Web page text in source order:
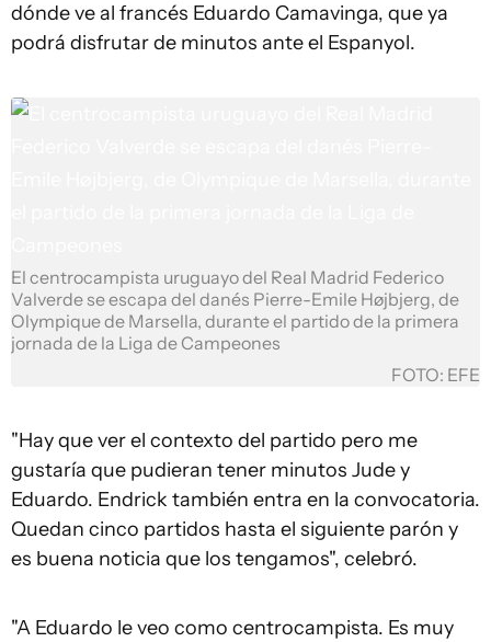
dónde ve al francés Eduardo Camavinga, que ya
podrá disfrutar de minutos ante el Espanyol.
El centrocampista uruguayo del Real Madrid Federico
Valverde se escapa del danés Pierre-Emile Højbjerg, de
Olympique de Marsella, durante el partido de la primera
jornada de la Liga de Campeones
FOTO: EFE
"Hay que ver el contexto del partido pero me
gustaría que pudieran tener minutos Jude y
Eduardo. Endrick también entra en la convocatoria.
Quedan cinco partidos hasta el siguiente parón y
es buena noticia que los tengamos", celebró.
"A Eduardo le veo como centrocampista. Es muy